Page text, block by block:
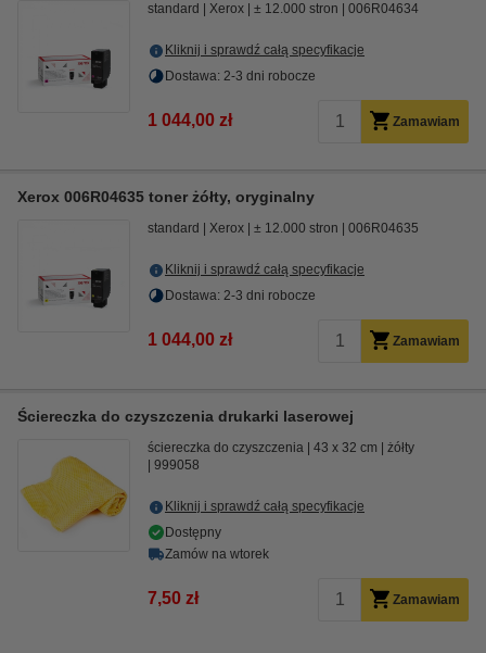
standard Xerox ± 12.000 stron 006R04634
Kliknij i sprawdź całą specyfikacje
Dostawa: 2-3 dni robocze
1 044,00 zł Zamawiam
Xerox 006R04635 toner żółty, oryginalny
standard Xerox ± 12.000 stron 006R04635
Kliknij i sprawdź całą specyfikacje
Dostawa: 2-3 dni robocze
1 044,00 zł Zamawiam
Ściereczka do czyszczenia drukarki laserowej
ściereczka do czyszczenia 43 x 32 cm
żółty
999058
Kliknij i sprawdź całą specyfikacje
Dostępny
Zamów na wtorek
7,50 zł Zamawiam